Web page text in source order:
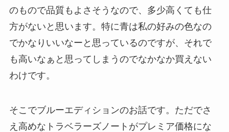
のもので品質もよさそうなので、多少高くても仕
方がないと思います。特に青は私の好みの色なの
でかなりいいなーと思っているのですが、それで
も高いなぁと思ってしまうのでなかなか買えない
わけです。
そこでブルーエディションのお話です。ただでさ
え高めなトラベラーズノートがプレミア価格にな